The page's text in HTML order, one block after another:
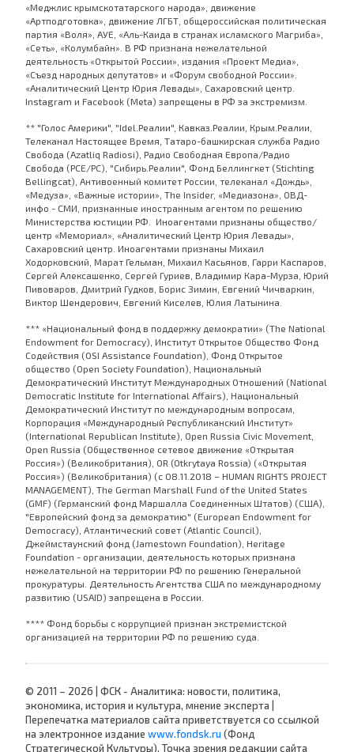
«Меджлис крымскотатарского народа», движение
«Артподготовка», движение ЛГБТ, общероссийская политическая
партия «Воля», АУЕ, «Аль-Каида в странах исламского Магриба»,
«Сеть», «Колумбайн». В РФ признана нежелательной
деятельность «Открытой России», издания «Проект Медиа»,
«Съезд народных депутатов» и «Форум свободной России».
«Аналитический Центр Юрия Левады», Сахаровский центр.
Instagram и Facebook (Metа) запрещены в РФ за экстремизм.
** "Голос Америки", "Idel.Реалии", Кавказ.Реалии, Крым.Реалии,
Телеканал Настоящее Время, Татаро-башкирская служба Радио
Свобода (Azatliq Radiosi), Радио Свободная Европа/Радио
Свобода (PCE/PC), "Сибирь.Реалии", Фонд Беллингкет (Stichting
Bellingcat), Антивоенный комитет России, телеканал «Дождь»,
«Медуза», «Важные истории», The Insider, «Медиазона», ОВД-
инфо - СМИ, признанные иностранным агентом по решению
Министерства юстиции РФ. Иноагентами признаны общество/
центр «Мемориал», «Аналитический Центр Юрия Левады»,
Сахаровский центр. Иноагентами признаны Михаил
Ходорковский, Марат Гельман, Михаил Касьянов, Гарри Каспаров,
Сергей Алексашенко, Сергей Гуриев, Владимир Кара-Мурза, Юрий
Пивоваров, Дмитрий Гудков, Борис Зимин, Евгений Чичваркин,
Виктор Шендерович, Евгений Киселев, Юлия Латынина.
*** «Национальный фонд в поддержку демократии» (The National
Endowment for Democracy), Институт Открытое Общество Фонд
Содействия (OSI Assistance Foundation), Фонд Открытое
общество (Open Society Foundation), Национальный
Демократический Институт Международных Отношений (National
Democratic Institute for International Affairs), Национальный
Демократический Институт по международным вопросам,
Корпорация «Международный Республиканский Институт»
(International Republican Institute), Open Russia Civic Movement,
Open Russia (Общественное сетевое движение «Открытая
Россия») (Великобритания), OR (Otkrytaya Rossia) («Открытая
Россия») (Великобритания) (с 08.11.2018 – HUMAN RIGHTS PROJECT
MANAGEMENT), The German Marshall Fund of the United States
(GMF) (Германский фонд Маршалла Соединенных Штатов) (США),
"Европейский фонд за демократию" (European Endowment for
Democracy), Атлантический совет (Atlantic Council),
Джеймстаунский фонд (Jamestown Foundation), Heritage
Foundation - организации, деятельность которых признана
нежелательной на территории РФ по решению Генеральной
прокуратуры. Деятельность Агентства США по международному
развитию (USAID) запрещена в России.
**** Фонд борьбы с коррупцией признан экстремистской
организацией на территории РФ по решению суда.
© 2011 – 2026 | ФСК - Аналитика: новости, политика,
экономика, история и культура, мнение эксперта |
Перепечатка материалов сайта приветствуется со ссылкой
на электронное издание www.fondsk.ru (Фонд
Стратегической Культуры). Точка зрения редакции сайта